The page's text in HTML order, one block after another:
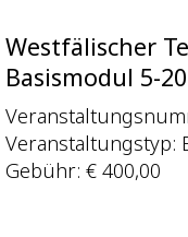
Westfälischer
Basismodul 5-
Veranstaltungstyp:
Gebühr: € 400,00